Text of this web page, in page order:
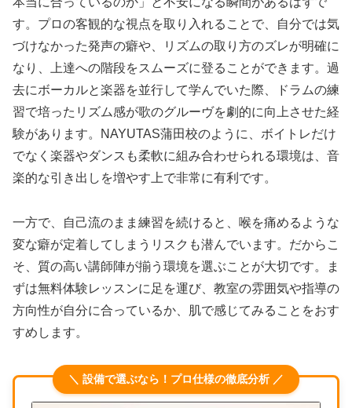
す。プロの客観的な視点を取り入れることで、自分では気
づけなかった発声の癖や、リズムの取り方のズレが明確に
なり、上達への階段をスムーズに登ることができます。過
去にボーカルと楽器を並行して学んでいた際、ドラムの練
習で培ったリズム感が歌のグルーヴを劇的に向上させた経
験があります。NAYUTAS蒲田校のように、ボイトレだけ
でなく楽器やダンスも柔軟に組み合わせられる環境は、音
楽的な引き出しを増やす上で非常に有利です。
一方で、自己流のまま練習を続けると、喉を痛めるような
変な癖が定着してしまうリスクも潜んでいます。だからこ
そ、質の高い講師陣が揃う環境を選ぶことが大切です。ま
ずは無料体験レッスンに足を運び、教室の雰囲気や指導の
方向性が自分に合っているか、肌で感じてみることをおす
すめします。
＼ 設備で選ぶなら！プロ仕様の徹底分析 ／